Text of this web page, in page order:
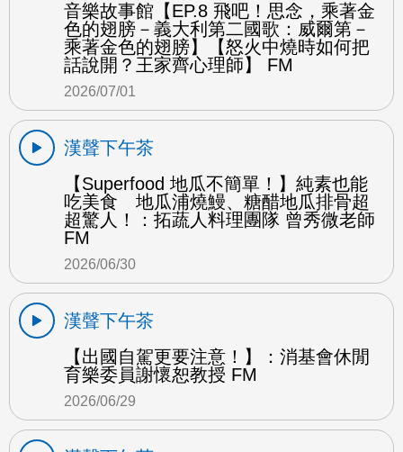
音樂故事館【EP.8 飛吧！思念，乘著金
色的翅膀－義大利第二國歌：威爾第－
乘著金色的翅膀】【怒火中燒時如何把
話說開？王家齊心理師】 FM
2026/07/01
漢聲下午茶
【Superfood 地瓜不簡單！】純素也能
吃美食 地瓜浦燒鰻、糖醋地瓜排骨超
超驚人！：拓蔬人料理團隊 曾秀微老師
FM
2026/06/30
漢聲下午茶
【出國自駕更要注意！】：消基會休閒
育樂委員謝懷恕教授 FM
2026/06/29